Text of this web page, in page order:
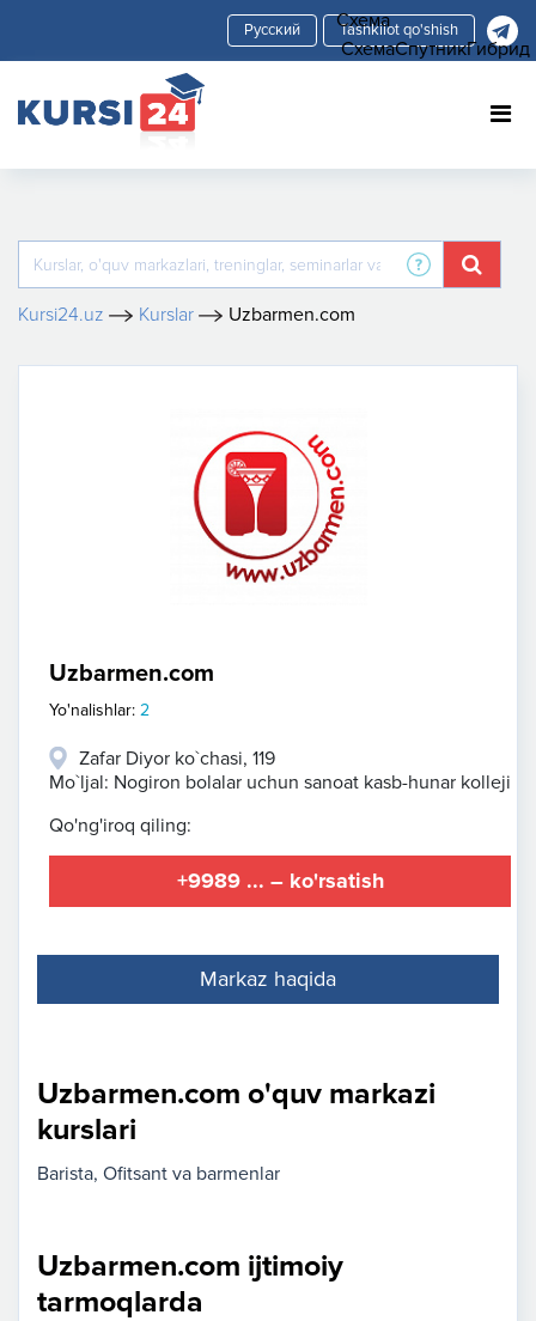
Tashkilot qo'shish
Kursi24.uz Kurslar Uzbarmen.com
Uzbarmen.com
Yo'nalishlar: 2
Zafar Diyor ko`chasi, 119
Mo`ljal: Nogiron bolalar uchun sanoat kasb-hunar kolleji
Qo'ng'iroq qiling:
+9989 ... – ko'rsatish
Markaz haqida
Uzbarmen.com o'quv markazi
kurslari
Barista Ofitsant va barmenlar
Uzbarmen.com ijtimoiy
tarmoqlarda
Схема
СхемаСпутникГибрид